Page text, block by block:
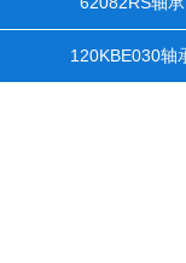
120KBE030轴